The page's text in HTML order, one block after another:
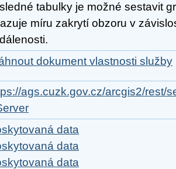
tabulky je možné sestavit
míru zakrytí obzoru v
dokument vlastnosti služby
ags.cuzk.gov.cz/arcgis2/rest/
data
data
data